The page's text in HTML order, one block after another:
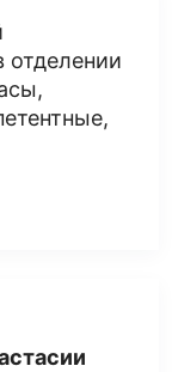
отделении